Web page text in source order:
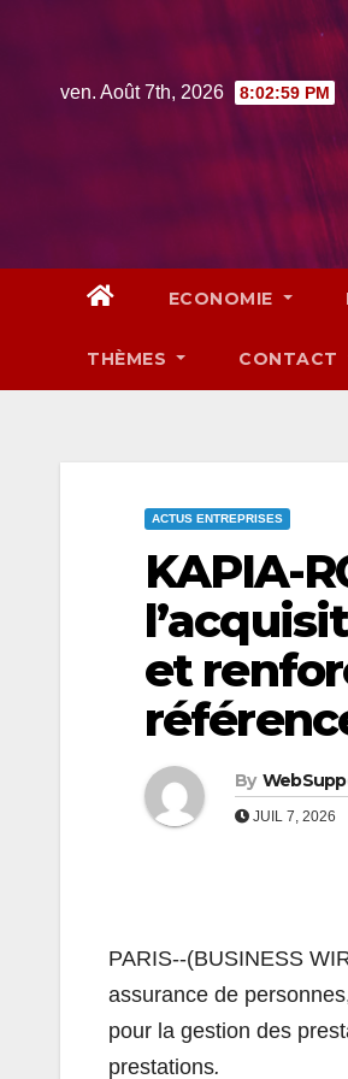
contentven. Août 7th, 2026 8:03:00 PM
ECONOMIE
THÈMES CONTACT
ACTUS ENTREPRISES
KAPIA-
et
By
JUIL 7, 2026
PARIS--(BUSINESS
assurance de
pour la gestion des
prestations.